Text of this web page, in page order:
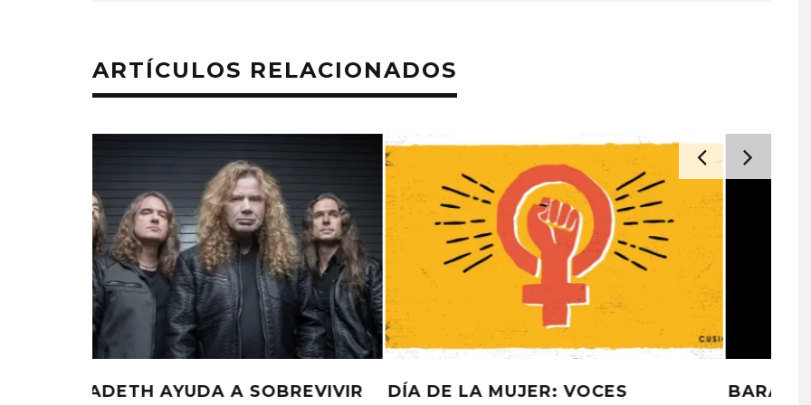
ARTÍCULOS RELACIONADOS
BARACK OBAMA COMPARTE UN
AVIONES Y DESPEDIDAS:
EDGAR BAJO EL AGUA ABRE
UN NUEVO CAPÍTULO CON
6 AGOSTO, 2026
GHOST PROYECTARÁ
GLOBALMENTE EL
CON FUNCIÓN EN CARACAS
KAROL G PRESENTA
TRACKLIST DE SU ÁLBUM
SENTIR TANTO’